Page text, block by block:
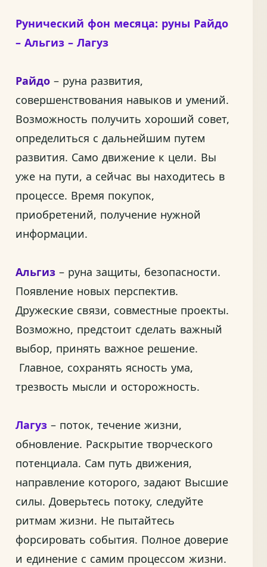
Рунический фон месяца: руны Райдо
– Альгиз – Лагуз
Райдо – руна развития,
совершенствования навыков и умений.
Возможность получить хороший совет,
определиться с дальнейшим путем
развития. Само движение к цели. Вы
уже на пути, а сейчас вы находитесь в
процессе. Время покупок,
приобретений, получение нужной
информации.
Альгиз – руна защиты, безопасности.
Появление новых перспектив.
Дружеские связи, совместные проекты.
Возможно, предстоит сделать важный
выбор, принять важное решение.
Главное, сохранять ясность ума,
трезвость мысли и осторожность.
Лагуз – поток, течение жизни,
обновление. Раскрытие творческого
потенциала. Сам путь движения,
направление которого, задают Высшие
силы. Доверьтесь потоку, следуйте
ритмам жизни. Не пытайтесь
форсировать события. Полное доверие
и единение с самим процессом жизни.